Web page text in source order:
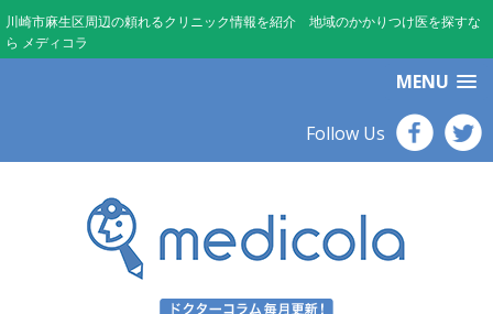
川崎市麻生区周辺の頼れるクリニック情報を紹介 地域のかかりつけ医を探すな
ら メディコラ
MENU
Follow Us